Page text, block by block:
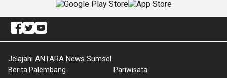
Jelajahi ANTARA News Sumsel
Berita Palembang
Pariwisata